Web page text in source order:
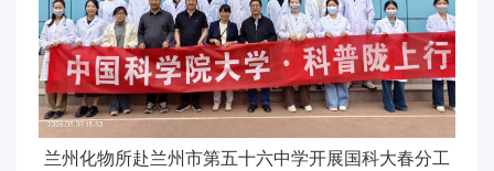
兰州化物所赴兰州市第五十六中学开展国科大春分工